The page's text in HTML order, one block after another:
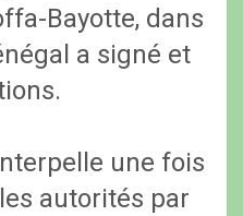
Bayotte, dans
a signé et
une fois
autorités par